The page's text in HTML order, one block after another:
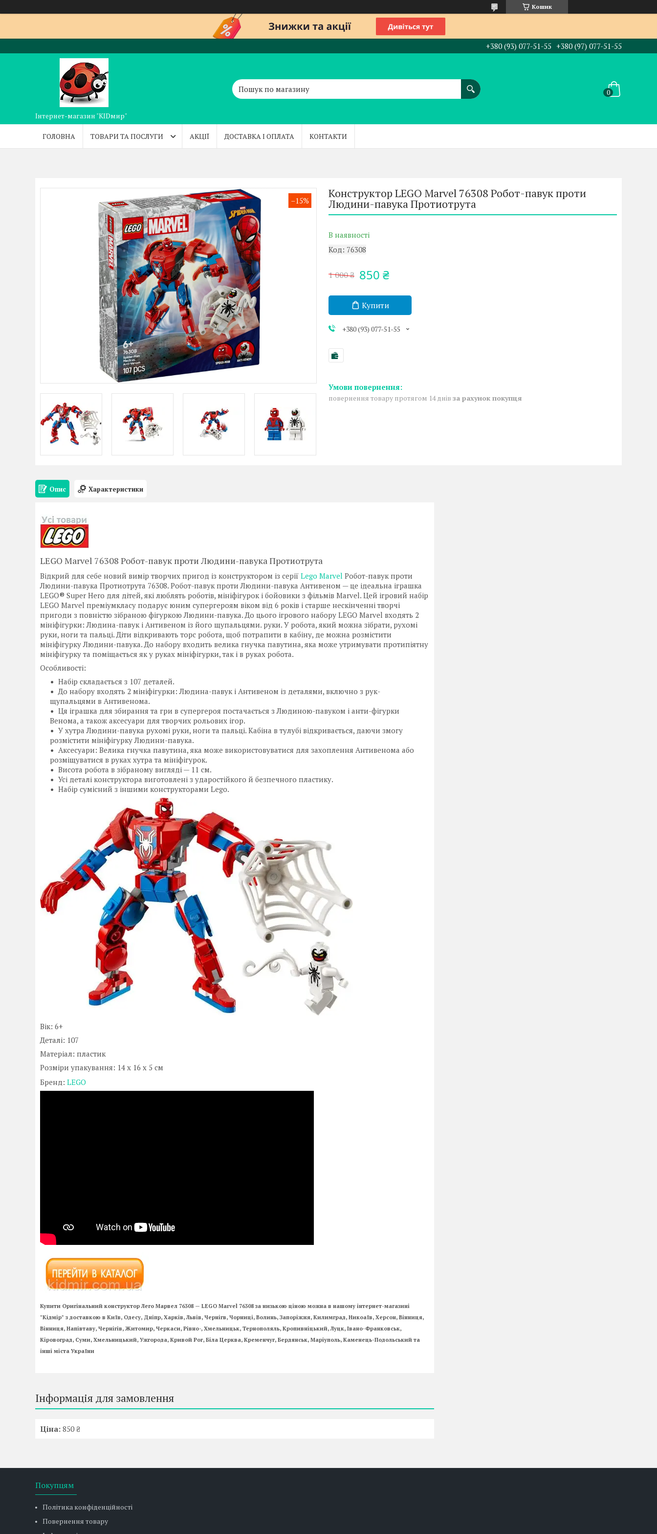
Кошик
+380 (93) 077-51-55 +380 (97) 077-51-55
Інтернет-магазин "KIDмир"
ГОЛОВНА ТОВАРИ ТА ПОСЛУГИ АКЦІЇ ДОСТАВКА І ОПЛАТА КОНТАКТИ
–15%
Конструктор LEGO Marvel 76308 Робот-павук проти
Людини-павука Протиотрута
В наявності
Код: 76308
1 000 ₴ 850 ₴
Купити
+380 (93) 077-51-55
повернення товару протягом 14 днів за рахунок покупця
Опис Характеристики
LEGO Marvel 76308 Робот-павук проти Людини-павука Протиотрута
Відкрий для себе новий вимір творчих пригод із конструктором із серії Lego Marvel Робот-павук проти
Людини-павука Протиотрута 76308. Робот-павук проти Людини-павука Антивеном — це ідеальна іграшка
LEGO® Super Hero для дітей, які люблять роботів, мініфігурок і бойовики з фільмів Marvel. Цей ігровий набір
LEGO Marvel преміумкласу подарує юним супергероям віком від 6 років і старше нескінченні творчі
пригоди з повністю зібраною фігуркою Людини-павука. До цього ігрового набору LEGO Marvel входять 2
мініфігурки: Людина-павук і Антивеном із його щупальцями. руки. У робота, який можна зібрати, рухомі
руки, ноги та пальці. Діти відкривають торс робота, щоб потрапити в кабіну, де можна розмістити
мініфігурку Людини-павука. До набору входить велика гнучка павутина, яка може утримувати протипіятну
мініфігурку та поміщається як у руках мініфігурки, так і в руках робота.
Особливості:
Набір складається з 107 деталей.
До набору входять 2 мініфігурки: Людина-павук і Антивеном із деталями, включно з рук-
щупальцями в Антивенома.
Ця іграшка для збирання та гри в супергероя постачається з Людиною-павуком і анти-фігурки
Венома, а також аксесуари для творчих рольових ігор.
У хутра Людини-павука рухомі руки, ноги та пальці. Кабіна в тулубі відкривається, даючи змогу
розмістити мініфігурку Людини-павука.
Аксесуари: Велика гнучка павутина, яка може використовуватися для захоплення Антивенома або
розміщуватися в руках хутра та мініфігурок.
Висота робота в зібраному вигляді — 11 см.
Усі деталі конструктора виготовлені з ударостійкого й безпечного пластику.
Набір сумісний з іншими конструкторами Lego.
Вік: 6+
Деталі: 107
Матеріал: пластик
Розміри упакування: 14 x 16 x 5 см
Бренд: LEGO
Купити Оригінальний конструктор Лего Марвел 76308 — LEGO Marvel 76308 за низькою ціною можна в нашому інтернет-магазині
"Кідмір" з доставкою в Київ, Одесу, Дніпр, Харків, Львів, Чернігв, Чорниці, Волинь, Запоріжжя, Килимград, Никоаїв, Херсон, Вінниця,
Вінниця, Напівтаву, Чернігів, Житомир, Черкаси, Рівно-, Хмельницьк, Тернополяль, Кропивніцький, Луцк, Івано-Франковськ,
Кіровоград, Суми, Хмельницький, Ужгорода, Кривой Рог, Біла Церква, Кременчуг, Бердянськ, Маріуполь, Каменець-Подольський та
інші міста України
Інформація для замовлення
Ціна: 850 ₴
Покупцям
Політика конфіденційності
Повернення товару